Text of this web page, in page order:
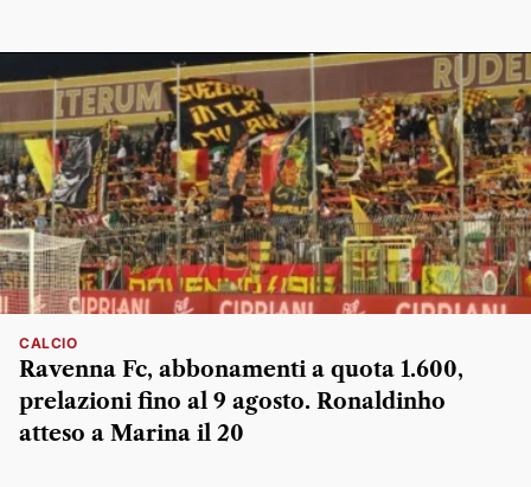
CALCIO
Ravenna Fc, abbonamenti a quota 1.600,
prelazioni fino al 9 agosto. Ronaldinho
atteso a Marina il 20